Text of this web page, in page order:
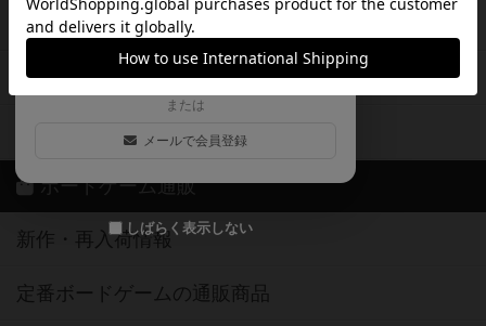
Google X
Apple Facebook
または
メールで会員登録
しばらく表示しない
ボドとも・会員一覧
ボードゲーム業界コラム
ボドゲーマご利用案内
ボードゲーム通販
新作・再入荷情報
定番ボードゲームの通販商品